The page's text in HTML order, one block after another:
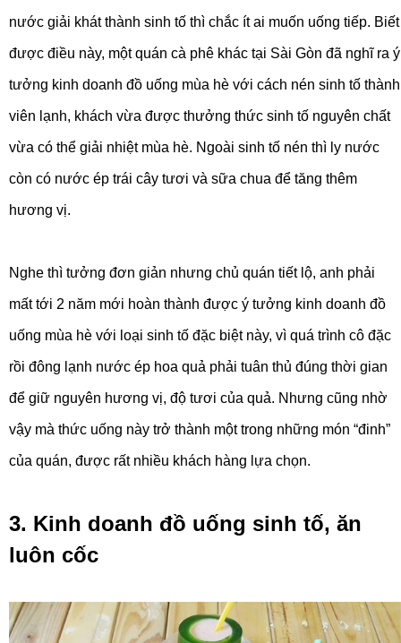
nước giải khát thành sinh tố thì chắc ít ai muốn uống tiếp. Biết
được điều này, một quán cà phê khác tại Sài Gòn đã nghĩ ra ý
tưởng kinh doanh đồ uống mùa hè với cách nén sinh tố thành
viên lạnh, khách vừa được thưởng thức sinh tố nguyên chất
vừa có thể giải nhiệt mùa hè. Ngoài sinh tố nén thì ly nước
còn có nước ép trái cây tươi và sữa chua để tăng thêm
hương vị.
Nghe thì tưởng đơn giản nhưng chủ quán tiết lộ, anh phải
mất tới 2 năm mới hoàn thành được ý tưởng kinh doanh đồ
uống mùa hè với loại sinh tố đặc biệt này, vì quá trình cô đặc
rồi đông lạnh nước ép hoa quả phải tuân thủ đúng thời gian
để giữ nguyên hương vị, độ tươi của quả. Nhưng cũng nhờ
vậy mà thức uống này trở thành một trong những món “đinh”
của quán, được rất nhiều khách hàng lựa chọn.
3. Kinh doanh đồ uống sinh tố, ăn
luôn cốc